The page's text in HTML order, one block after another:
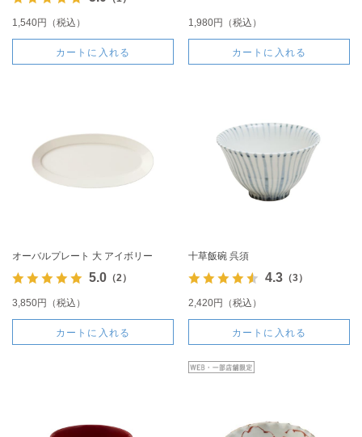
1,540円（税込）
カートに入れる
1,980円（税込）
カートに入れる
オーバルプレート 大 アイボリー
5.0（2）
3,850円（税込）
カートに入れる
十草飯碗 呉須
4.3（3）
2,420円（税込）
カートに入れる